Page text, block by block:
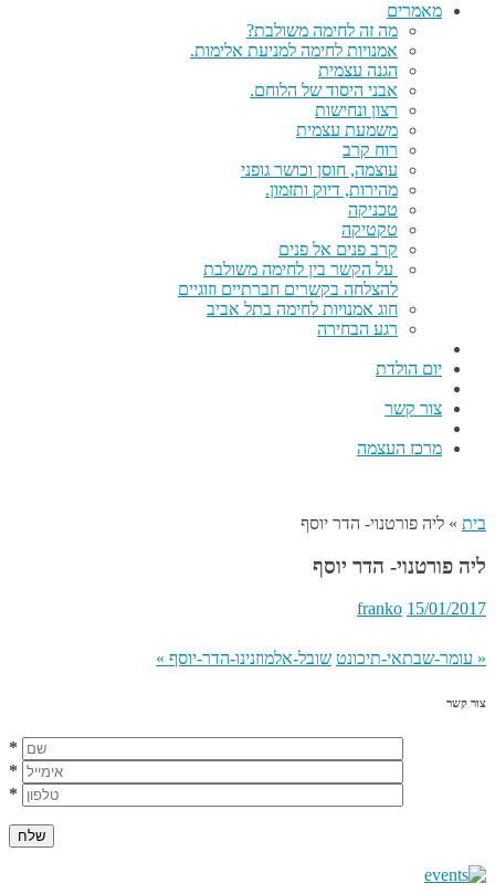
מאמרים
מה זה לחימה משולבת?
אמנויות לחימה למניעת אלימות.
הגנה עצמית
אבני היסוד של הלוחם.
רצון ונחישות
משמעת עצמית
רוח קרב
עוצמה, חוסן וכושר גופני
מהירות, דיוק ותזמון.
טכניקה
טקטיקה
קרב פנים אל פנים
על הקשר בין לחימה משולבת
להצלחה בקשרים חברתיים וזוגיים
חוג אמנויות לחימה בתל אביב
רגע הבחירה
יום הולדת
צור קשר
מרכז העצמה
בית » ליה פורטנוי- הדר יוסף
ליה פורטנוי- הדר יוסף
15/01/2017
franko
« עומר-שבתאי-תיכונט שובל-אלמוזנינו-הדר-יוסף »
צור קשר
*
*
*